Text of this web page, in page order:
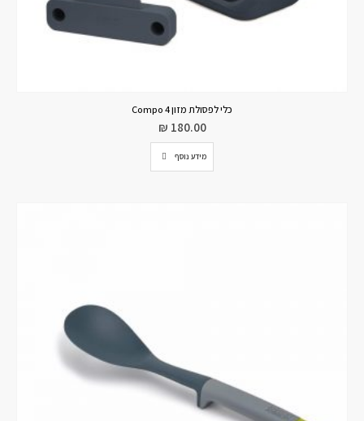
כלי לפסולת מזון Compo 4
₪ 180.00
מידע נוסף